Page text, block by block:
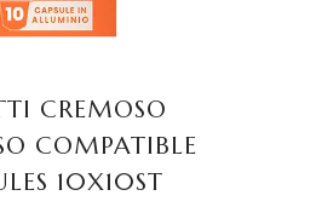
CREMOSO
COMPATIBLE
10X10ST